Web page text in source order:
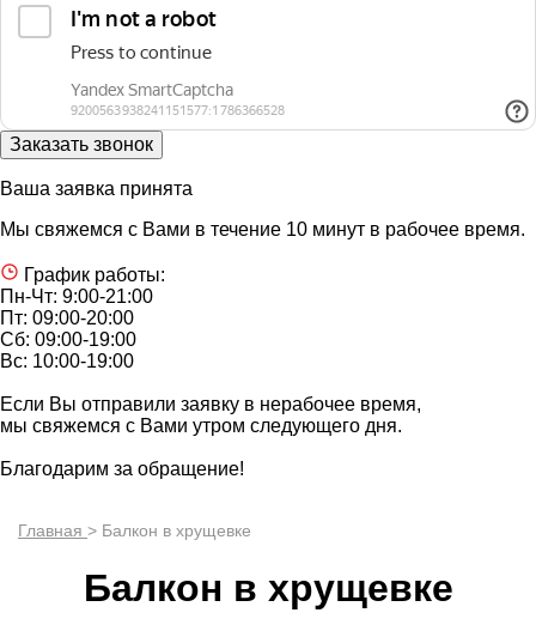
Ваша заявка принята
Мы свяжемся с Вами в течение 10 минут в рабочее время.
График работы:
Пн-Чт: 9:00-21:00
Пт: 09:00-20:00
Сб: 09:00-19:00
Вс: 10:00-19:00
Если Вы отправили заявку в нерабочее время,
мы свяжемся с Вами утром следующего дня.
Благодарим за обращение!
Главная > Балкон в хрущевке
Балкон в хрущевке